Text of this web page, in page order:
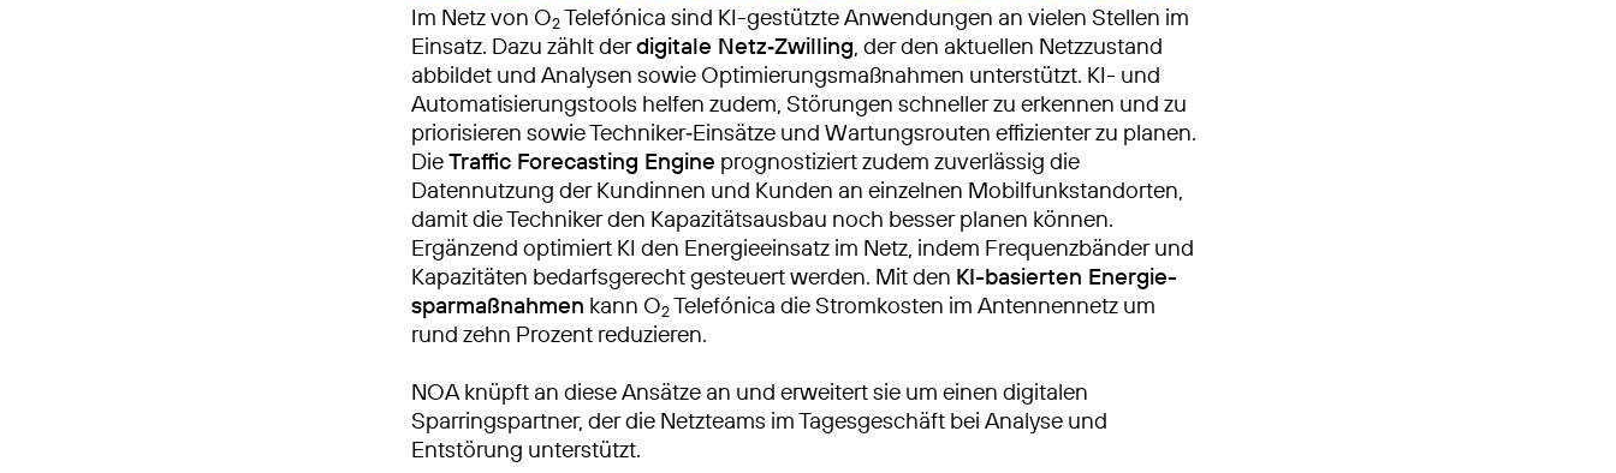
Im Netz von O2Telefónica sind KI-gestützte Anwendungen an vielen Stellen im
Einsatz. Dazu zählt derdigitale Netz‑Zwilling , der den aktuellen Netzzustand
abbildet und Analysen sowie Optimierungsmaßnahmen unterstützt. KI- und
Automatisierungstools helfen zudem, Störungen schneller zu erkennen und zu
priorisieren sowie Techniker‑Einsätze und Wartungsrouten effizienter zu planen.
DieTraffic Forecasting Engine prognostiziert zudem zuverlässig die
Datennutzung der Kundinnen und Kunden an einzelnen Mobilfunkstandorten,
damit die Techniker den Kapazitätsausbau noch besser planen können.
Ergänzend optimiert KI den Energieeinsatz im Netz, indem Frequenzbänder und
Kapazitäten bedarfsgerecht gesteuert werden. Mit den KI-basierten Energie­
sparmaßnahmen kann O2Telefónica die Stromkosten im Antennennetz um
rund zehn Prozent reduzieren.
NOA knüpft an diese Ansätze an und erweitert sie um einen digitalen
Sparringspartner, der die Netzteams im Tagesgeschäft bei Analyse und
Entstörung unterstützt.